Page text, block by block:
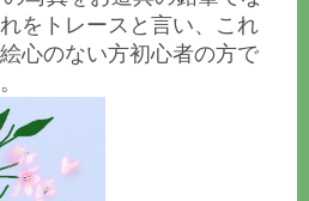
をトレースと言い、これ
心のない方初心者の方で